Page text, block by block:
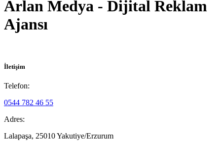
Arlan Medya - Dijital Reklam
Ajansı
İletişim
Telefon:
0544 782 46 55
Adres:
Lalapaşa, 25010 Yakutiye/Erzurum